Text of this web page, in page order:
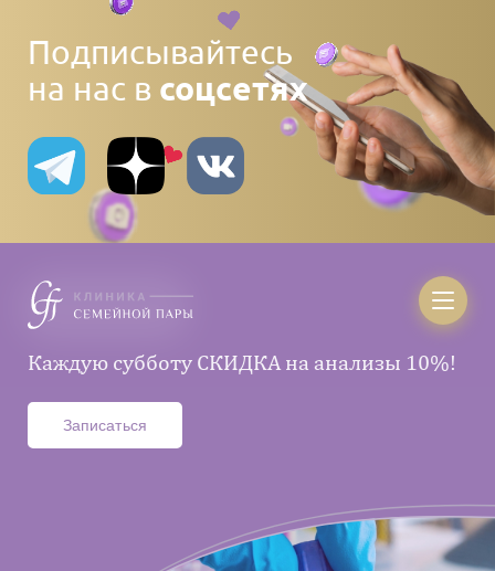
Подписывайтесь
на нас в соцсетях
Каждую субботу СКИДКА на анализы 10%!
Онлайн консультации по Skype, Viber и
Записаться